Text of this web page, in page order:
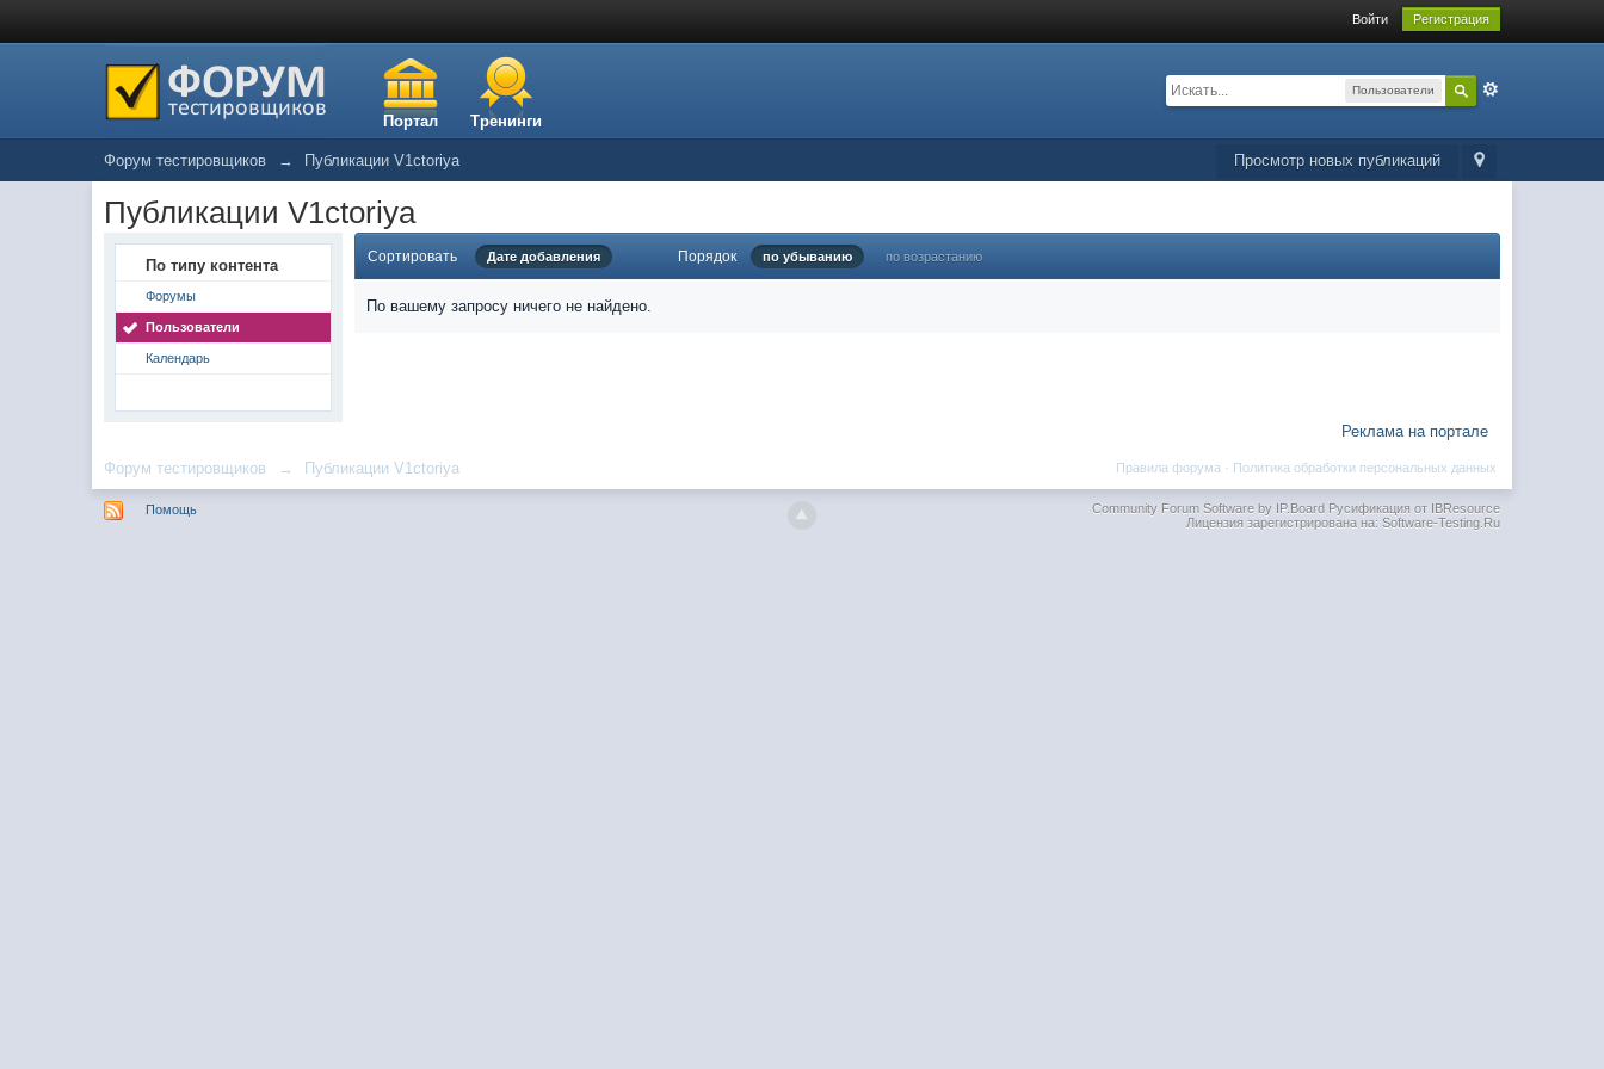
Войти Регистрация
Портал Тренинги
Пользователи
Просмотр новых публикаций
Форум тестировщиков → Публикации V1ctoriya
Публикации V1ctoriya
По типу контента
Форумы
Пользователи
Календарь
Сортировать Дате добавления Порядок по убыванию по возрастанию
По вашему запросу ничего не найдено.
Реклама на портале
Форум тестировщиков → Публикации V1ctoriya Политика обработки персональных данных
Правила форума ·
Помощь Community Forum Software by IP.BoardРусификация от IBResource
Лицензия зарегистрирована на: Software-Testing.Ru